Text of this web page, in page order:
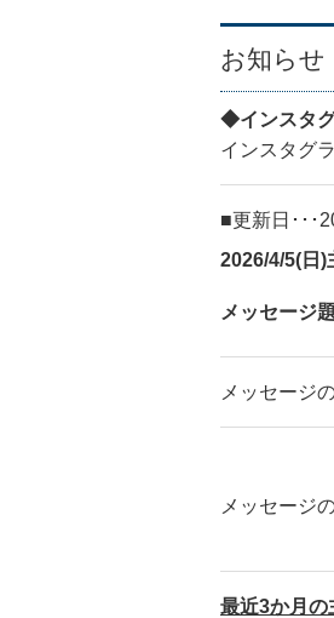
お知らせ
◆インスタ
インスタグ
更新日･･･
2026/4/5(日)
メッセージ
メッセージ
メッセージ
最近3か月の